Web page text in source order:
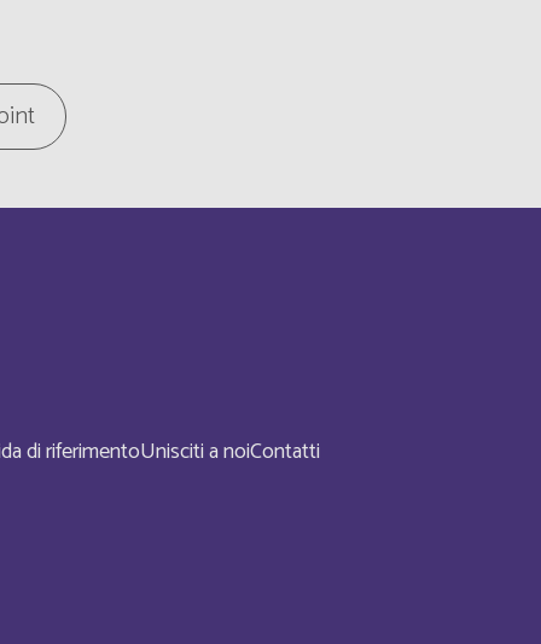
di riferimentoUnisciti a noiContatti
Inglese